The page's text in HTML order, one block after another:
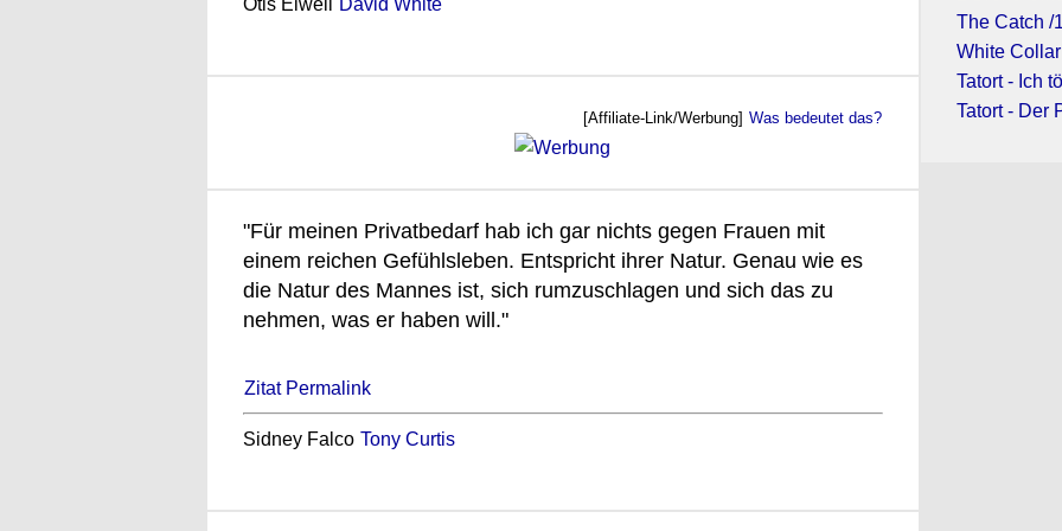
[Affiliate-Link/Werbung] Was bedeutet das?
"Für meinen Privatbedarf hab ich gar nichts gegen Frauen mit
einem reichen Gefühlsleben. Entspricht ihrer Natur. Genau wie es
die Natur des Mannes ist, sich rumzuschlagen und sich das zu
nehmen, was er haben will."
Zitat Permalink
Sidney Falco Tony Curtis
The Catch /1
White
Tatort - Ich
Tatort - Der